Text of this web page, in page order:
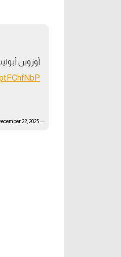
أوزوين
— beIN SPORTS (@beINSPORTS)
22, 2025